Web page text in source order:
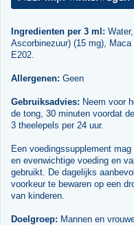
Ingredienten per 3 ml:
Ascorbinezuur) (15 mg), Maca
E202.
Allergenen: Geen
Gebruiksadvies: Neem voor
de tong, 30 minuten voordat
3 theelepels per 24 uur.
Een voedingssupplement
en evenwichtige voeding en
gebruikt. De dagelijks
voorkeur te bewaren op een
van kinderen.
Doelgroep: Mannen en